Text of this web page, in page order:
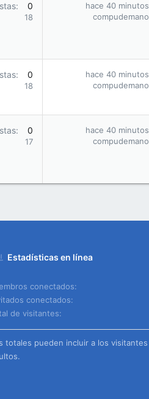
0
18
hace 40 minutos
compudemano
0
18
hace 40 minutos
compudemano
0
17
hace 40 minutos
compudemano
Estadísticas en línea
conectados
conectados
de visitantes
totales pueden incluir a los visitantes